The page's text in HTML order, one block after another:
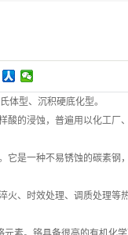
体型、沉积硬底化型。
的浸蚀，普遍用以化工厂
是一种不易锈蚀的碳素钢
火、时效处理、调质处理等